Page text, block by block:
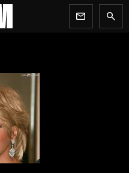
newsletter search